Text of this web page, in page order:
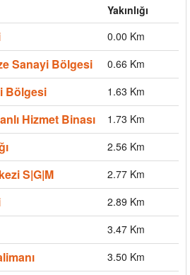
Yakınlığı
0.00 Km
Sanayi Bölgesi 0.66 Km
Bölgesi 1.63 Km
Hizmet Binası 1.73 Km
2.56 Km
S|G|M 2.77 Km
2.89 Km
3.47 Km
3.50 Km